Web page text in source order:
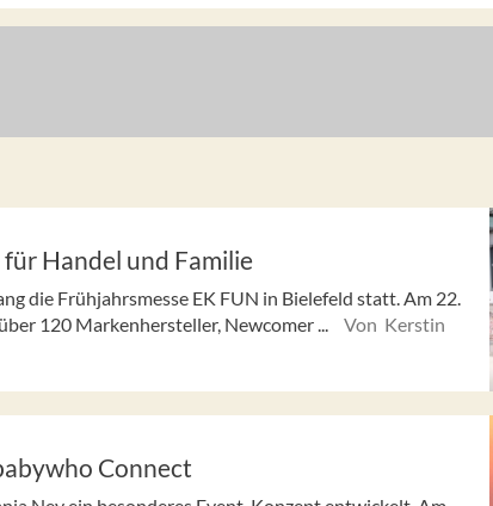
Handel und Familie
die Frühjahrsmesse EK FUN in Bielefeld statt. Am 22.
120 Markenhersteller, Newcomer ...
Von Kerstin
Connect